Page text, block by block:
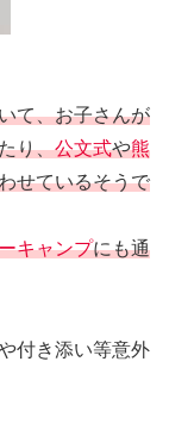
て、お子さんが
り、公文式や熊
せているそうで
キャンプにも通
付き添い等意外